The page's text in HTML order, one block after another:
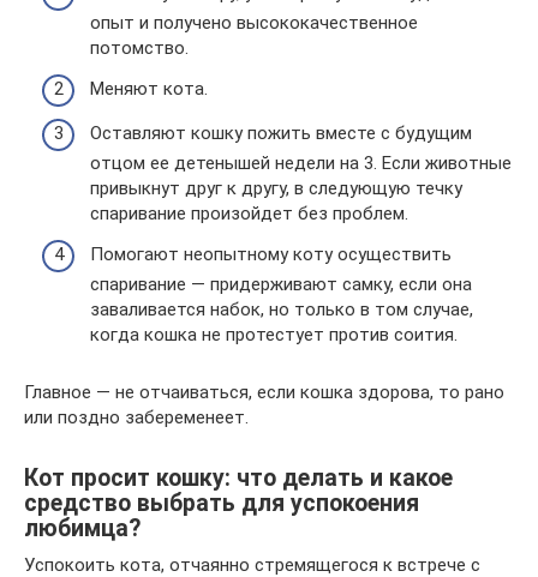
опыт и получено высококачественное
потомство.
Меняют кота.
Оставляют кошку пожить вместе с будущим
отцом ее детенышей недели на 3. Если животные
привыкнут друг к другу, в следующую течку
спаривание произойдет без проблем.
Помогают неопытному коту осуществить
спаривание — придерживают самку, если она
заваливается набок, но только в том случае,
когда кошка не протестует против соития.
Главное — не отчаиваться, если кошка здорова, то рано
или поздно забеременеет.
Кот просит кошку: что делать и какое
средство выбрать для успокоения
любимца?
Успокоить кота, отчаянно стремящегося к встрече с